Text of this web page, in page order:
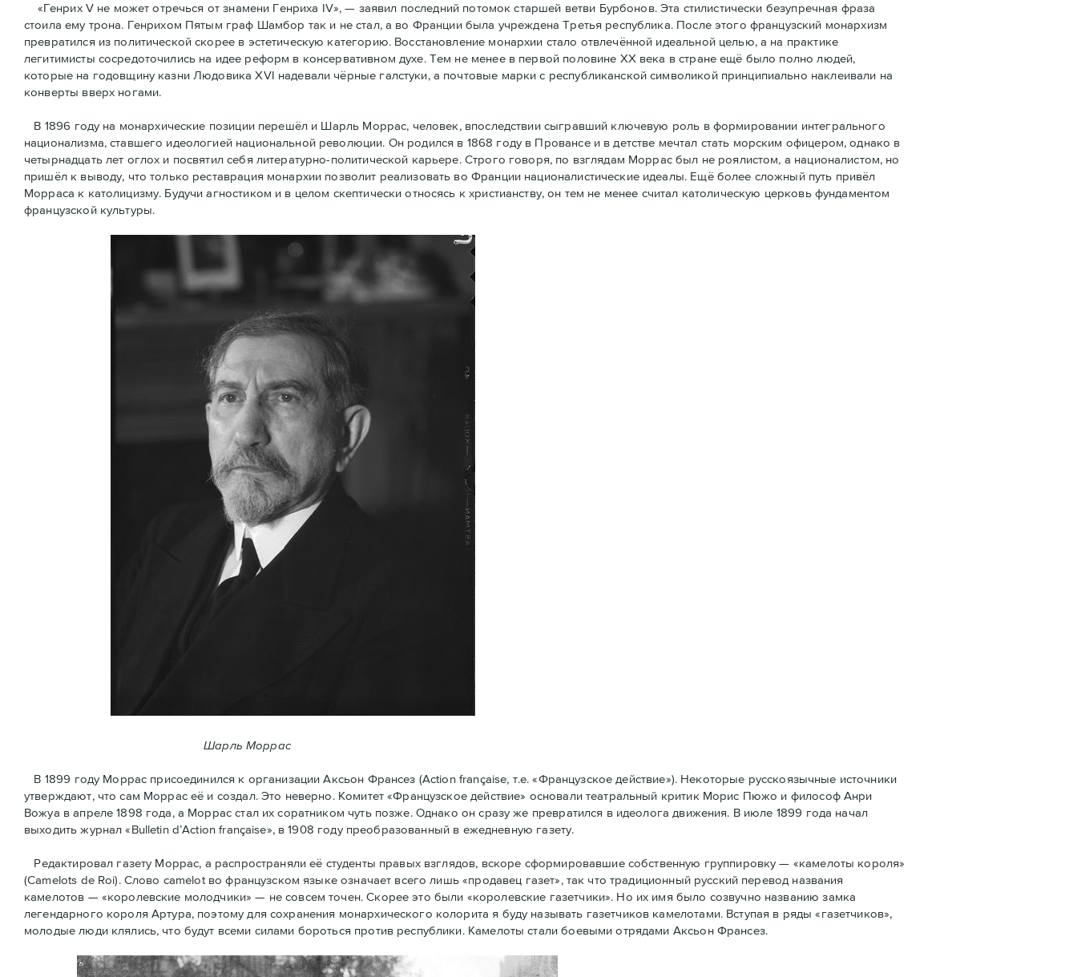
«Генрих V не может отречься от знамени Генриха IV», — заявил последний потомок старшей ветви Бурбонов. Эта стилистически безупречная фраза
стоила ему трона. Генрихом Пятым граф Шамбор так и не стал, а во Франции была учреждена Третья республика. После этого французский монархизм
превратился из политической скорее в эстетическую категорию. Восстановление монархии стало отвлечённой идеальной целью, а на практике
легитимисты сосредоточились на идее реформ в консервативном духе. Тем не менее в первой половине ХХ века в стране ещё было полно людей,
которые на годовщину казни Людовика XVI надевали чёрные галстуки, а почтовые марки с республиканской символикой принципиально наклеивали на
конверты вверх ногами.
В 1896 году на монархические позиции перешёл и Шарль Моррас, человек, впоследствии сыгравший ключевую роль в формировании интегрального
национализма, ставшего идеологией национальной революции. Он родился в 1868 году в Провансе и в детстве мечтал стать морским офицером, однако в
четырнадцать лет оглох и посвятил себя литературно-политической карьере. Строго говоря, по взглядам Моррас был не роялистом, а националистом, но
пришёл к выводу, что только реставрация монархии позволит реализовать во Франции националистические идеалы. Ещё более сложный путь привёл
Морраса к католицизму. Будучи агностиком и в целом скептически относясь к христианству, он тем не менее считал католическую церковь фундаментом
французской культуры.
Шарль Моррас
В 1899 году Моррас присоединился к организации Аксьон Франсез (Action française, т.е. «Французское действие»). Некоторые русскоязычные источники
утверждают, что сам Моррас её и создал. Это неверно. Комитет «Французское действие» основали театральный критик Морис Пюжо и философ Анри
Вожуа в апреле 1898 года, а Моррас стал их соратником чуть позже. Однако он сразу же превратился в идеолога движения. В июле 1899 года начал
выходить журнал «Bulletin d’Action française», в 1908 году преобразованный в ежедневную газету.
Редактировал газету Моррас, а распространяли её студенты правых взглядов, вскоре сформировавшие собственную группировку — «камелоты короля»
(Camelots de Roi). Слово camelot во французском языке означает всего лишь «продавец газет», так что традиционный русский перевод названия
камелотов — «королевские молодчики» — не совсем точен. Скорее это были «королевские газетчики». Но их имя было созвучно названию замка
легендарного короля Артура, поэтому для сохранения монархического колорита я буду называть газетчиков камелотами. Вступая в ряды «газетчиков»,
молодые люди клялись, что будут всеми силами бороться против республики. Камелоты стали боевыми отрядами Аксьон Франсез.